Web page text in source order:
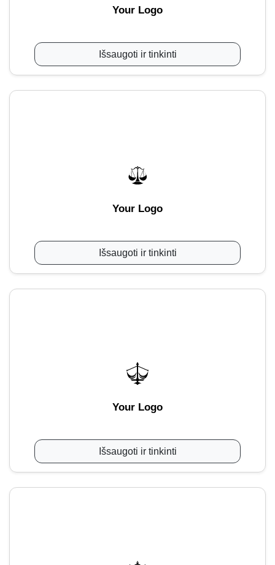
Your Logo
Išsaugoti ir tinkinti
Your Logo
Išsaugoti ir tinkinti
Your Logo
Išsaugoti ir tinkinti